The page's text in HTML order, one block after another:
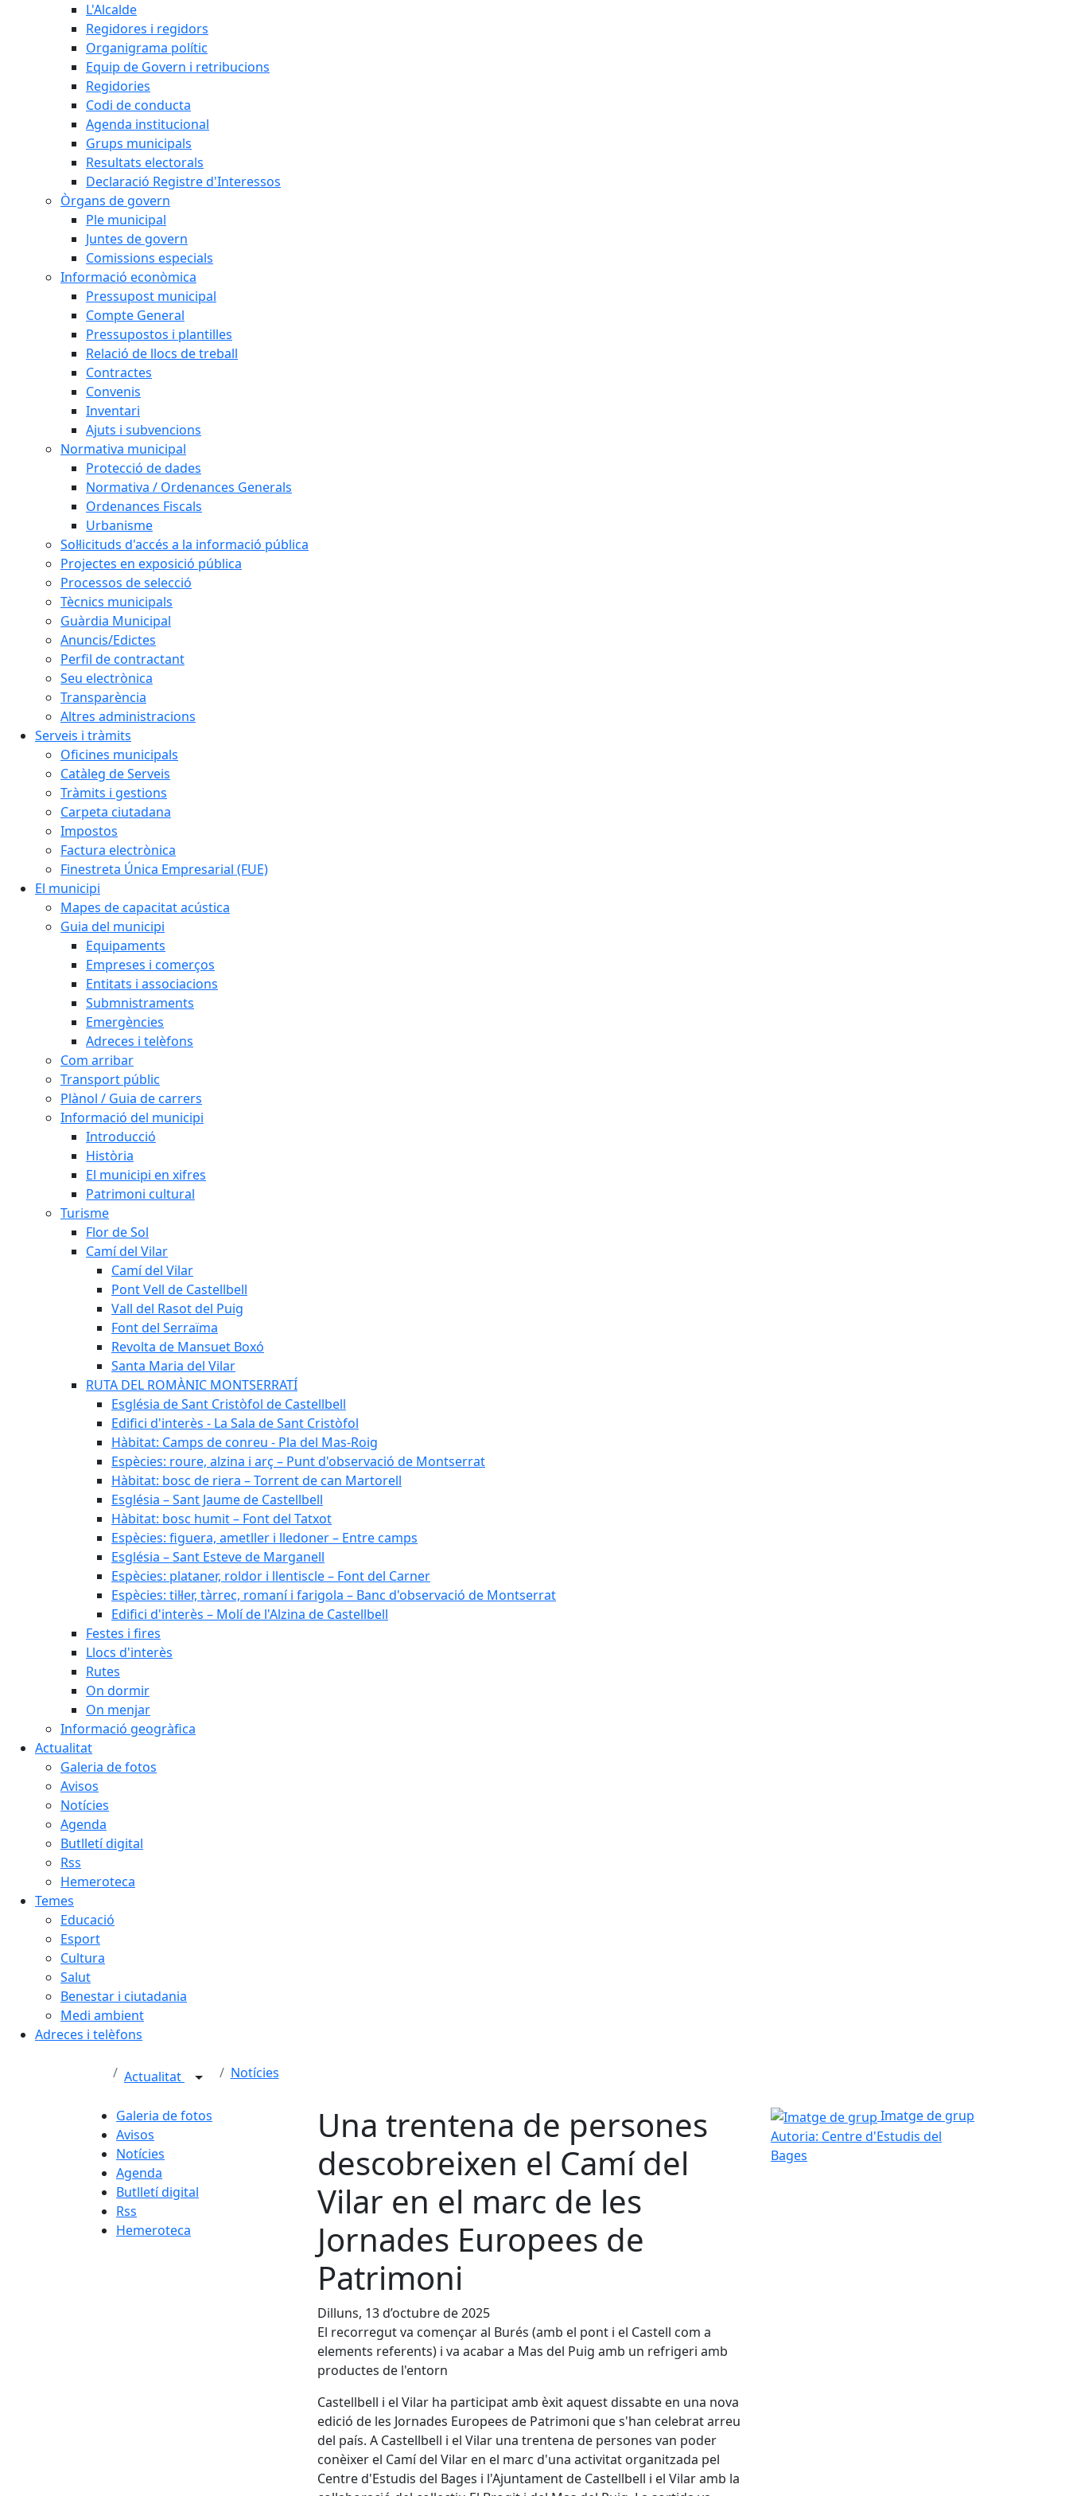
L'Alcalde
Regidores i regidors
Organigrama polític
Equip de Govern i retribucions
Regidories
Codi de conducta
Agenda institucional
Grups municipals
Resultats electorals
Declaració Registre d'Interessos
Òrgans de govern
Ple municipal
Juntes de govern
Comissions especials
Informació econòmica
Pressupost municipal
Compte General
Pressupostos i plantilles
Relació de llocs de treball
Contractes
Convenis
Inventari
Ajuts i subvencions
Normativa municipal
Protecció de dades
Normativa / Ordenances Generals
Ordenances Fiscals
Urbanisme
Sol·licituds d'accés a la informació pública
Projectes en exposició pública
Processos de selecció
Tècnics municipals
Guàrdia Municipal
Anuncis/Edictes
Perfil de contractant
Seu electrònica
Transparència
Altres administracions
Serveis i tràmits
Oficines municipals
Catàleg de Serveis
Tràmits i gestions
Carpeta ciutadana
Impostos
Factura electrònica
Finestreta Única Empresarial (FUE)
El municipi
Mapes de capacitat acústica
Guia del municipi
Equipaments
Empreses i comerços
Entitats i associacions
Submnistraments
Emergències
Adreces i telèfons
Com arribar
Transport públic
Plànol / Guia de carrers
Informació del municipi
Introducció
Història
El municipi en xifres
Patrimoni cultural
Turisme
Flor de Sol
Camí del Vilar
Camí del Vilar
Pont Vell de Castellbell
Vall del Rasot del Puig
Font del Serraïma
Revolta de Mansuet Boxó
Santa Maria del Vilar
RUTA DEL ROMÀNIC MONTSERRATÍ
Església de Sant Cristòfol de Castellbell
Edifici d'interès - La Sala de Sant Cristòfol
Hàbitat: Camps de conreu - Pla del Mas-Roig
Espècies: roure, alzina i arç – Punt d'observació de Montserrat
Hàbitat: bosc de riera – Torrent de can Martorell
Església – Sant Jaume de Castellbell
Hàbitat: bosc humit – Font del Tatxot
Espècies: figuera, ametller i lledoner – Entre camps
Església – Sant Esteve de Marganell
Espècies: plataner, roldor i llentiscle – Font del Carner
Espècies: til·ler, tàrrec, romaní i farigola – Banc d'observació de Montserrat
Edifici d'interès – Molí de l'Alzina de Castellbell
Festes i fires
Llocs d'interès
Rutes
On dormir
On menjar
Informació geogràfica
Actualitat
Galeria de fotos
Avisos
Notícies
Agenda
Butlletí digital
Rss
Hemeroteca
Temes
Educació
Esport
Cultura
Salut
Benestar i ciutadania
Medi ambient
Adreces i telèfons
Actualitat Notícies
Galeria de fotos
Avisos
Notícies
Agenda
Butlletí digital
Rss
Hemeroteca
Una trentena de persones
descobreixen el Camí del
Vilar en el marc de les
Jornades Europees de
Patrimoni
Dilluns, 13 d’octubre de 2025
El recorregut va començar al Burés (amb el pont i el Castell com a
elements referents) i va acabar a Mas del Puig amb un refrigeri amb
productes de l'entorn
Castellbell i el Vilar ha participat amb èxit aquest dissabte en una nova
edició de les Jornades Europees de Patrimoni que s'han celebrat arreu
del país. A Castellbell i el Vilar una trentena de persones van poder
conèixer el Camí del Vilar en el marc d'una activitat organitzada pel
Centre d'Estudis del Bages i l'Ajuntament de Castellbell i el Vilar amb la
Imatge de grup
Imatge de grup
Autoria: Centre d'Estudis del
Bages